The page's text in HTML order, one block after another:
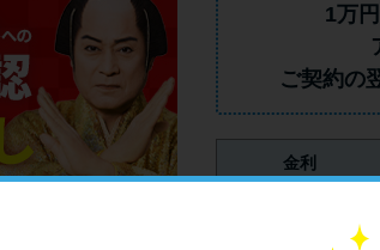
1万
ご契約の
金利